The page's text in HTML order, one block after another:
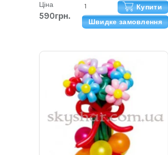
Ціна
590грн.
Купити
Швидке замовлення